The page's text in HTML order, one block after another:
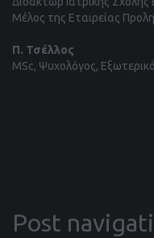
Μέλος της Εταιρείας
Π. Τσέλλος
ΜSc, Ψυχολόγος,
Post